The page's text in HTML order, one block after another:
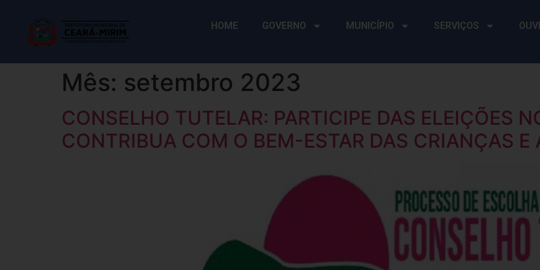
HOME GOVERNO MUNICÍPIO SERVIÇOS
Mês: setembro 2023
CONSELHO TUTELAR: PARTICIPE DAS ELEIÇÕES
CONTRIBUA COM O BEM-ESTAR DAS CRIANÇAS E